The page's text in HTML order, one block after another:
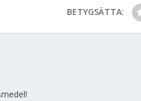
BETYGSÄTTA: